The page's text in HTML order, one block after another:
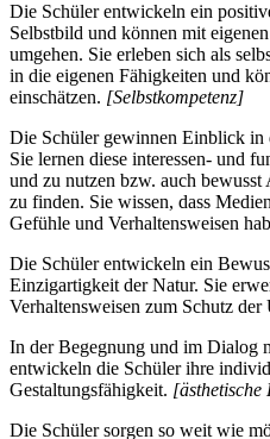
Die Schüler entwickeln ein
Selbstbild und können mit
umgehen. Sie erleben sich als
in die eigenen Fähigkeiten und
einschätzen. [Selbstkompetenz]
Die Schüler gewinnen Einblick in
Sie lernen diese interessen- und
und zu nutzen bzw. auch
zu finden. Sie wissen, dass
Gefühle und Verhaltensweisen
Die Schüler entwickeln ein
Einzigartigkeit der Natur. Sie
Verhaltensweisen zum Schutz der
In der Begegnung und im Dialog
entwickeln die Schüler ihre
Gestaltungsfähigkeit. [ästhetische
Die Schüler sorgen so weit wie